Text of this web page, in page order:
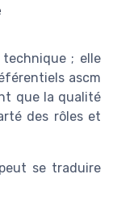
; elle
ascm
que la qualité
des rôles et
se traduire